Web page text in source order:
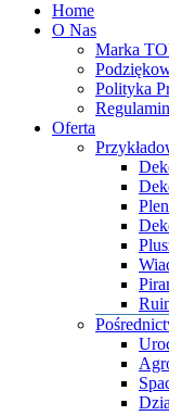
Home
O Nas
Marka
Polityka
Regulamin
Oferta